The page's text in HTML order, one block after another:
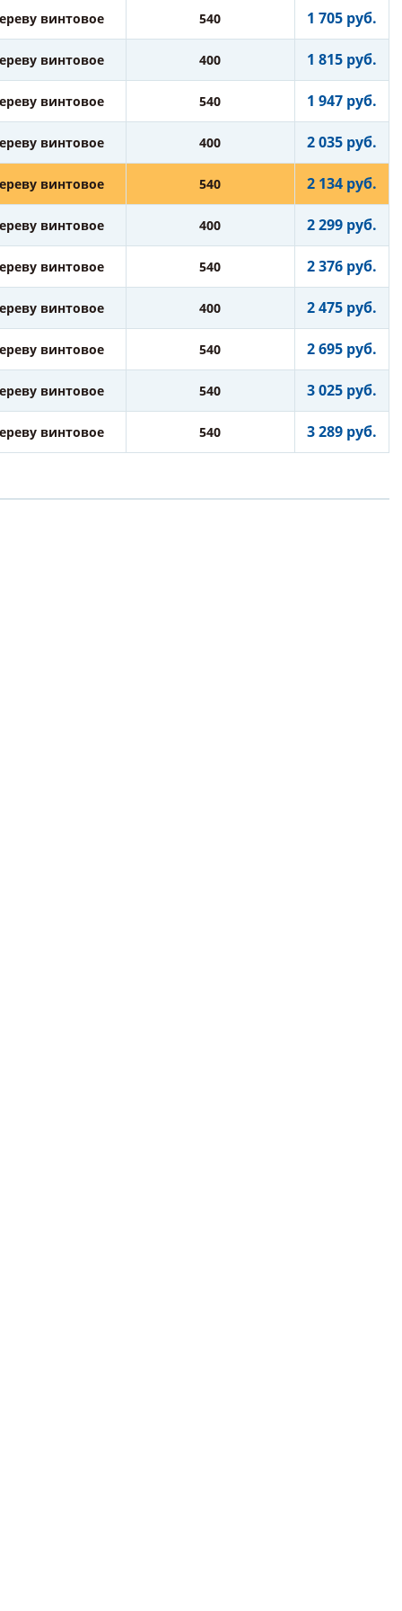
винтовое 540 1 705 руб.
винтовое 400 1 815 руб.
винтовое 540 1 947 руб.
винтовое 400 2 035 руб.
винтовое 540 2 134 руб.
винтовое 400 2 299 руб.
винтовое 540 2 376 руб.
винтовое 400 2 475 руб.
винтовое 540 2 695 руб.
винтовое 540 3 025 руб.
винтовое 540 3 289 руб.